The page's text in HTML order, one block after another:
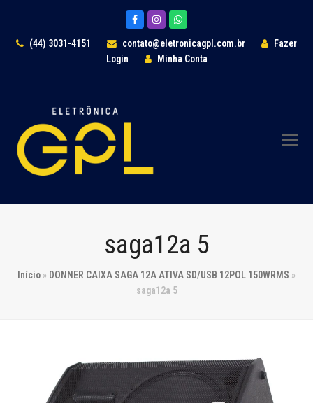
FacebookInstagramWhatsapp
(44) 3031-4151 contato@eletronicagpl.com.br
Fazer
Login
Minha Conta
saga12a 5
Início » DONNER CAIXA SAGA 12A ATIVA SD/USB 12POL 150WRMS »
saga12a 5